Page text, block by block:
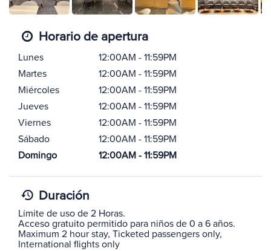
Horario de apertura
Lunes
12:00AM - 11:59PM
Martes
12:00AM - 11:59PM
Miércoles
12:00AM - 11:59PM
Jueves
12:00AM - 11:59PM
Viernes
12:00AM - 11:59PM
Sábado
12:00AM - 11:59PM
Domingo
12:00AM - 11:59PM
Duración
Límite de uso de 2 Horas.
Acceso gratuito permitido para niños de 0 a 6 años.
Maximum 2 hour stay, Ticketed passengers only,
International flights only